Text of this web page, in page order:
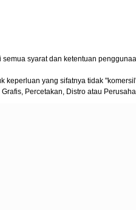
syarat dan ketentuan
yang sifatnya tidak
Percetakan, Distro atau